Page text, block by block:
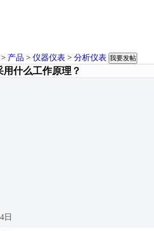
> 产品 > 仪器仪表 > 分析仪表 我要发帖
什么工作原理？
日